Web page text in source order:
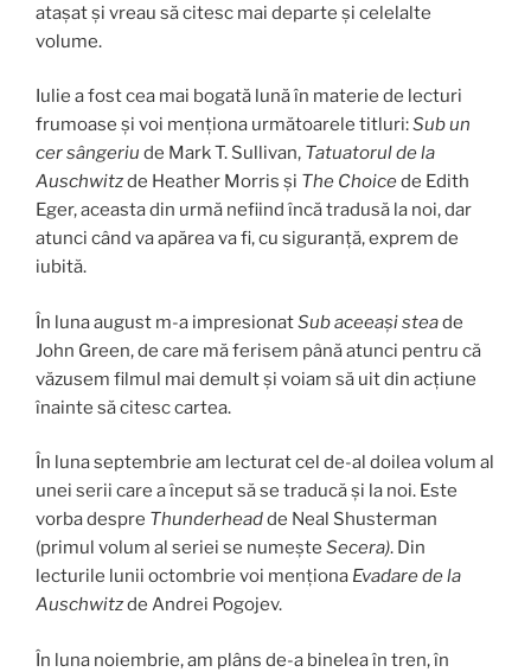
atașat și vreau să citesc mai departe și celelalte
volume.
Iulie a fost cea mai bogată lună în materie de lecturi
frumoase și voi menționa următoarele titluri:Sub un
cer sângeriu de Mark T. Sullivan, Tatuatorul de la
Auschwitzde Heather Morris și The Choicede Edith
Eger, aceasta din urmă nefiind încă tradusă la noi, dar
atunci când va apărea va fi, cu siguranță, exprem de
iubită.
În luna august m-a impresionatSub aceeași steade
John Green, de care mă ferisem până atunci pentru că
văzusem filmul mai demult și voiam să uit din acțiune
înainte să citesc cartea.
În luna septembrie am lecturat cel de-al doilea volum al
unei serii care a început să se traducă și la noi. Este
vorba despre Thunderheadde Neal Shusterman
(primul volum al seriei se numește Secera). Din
lecturile lunii octombrie voi menționa Evadare de la
Auschwitzde Andrei Pogojev.
În luna noiembrie, am plâns de-a binelea în tren, în